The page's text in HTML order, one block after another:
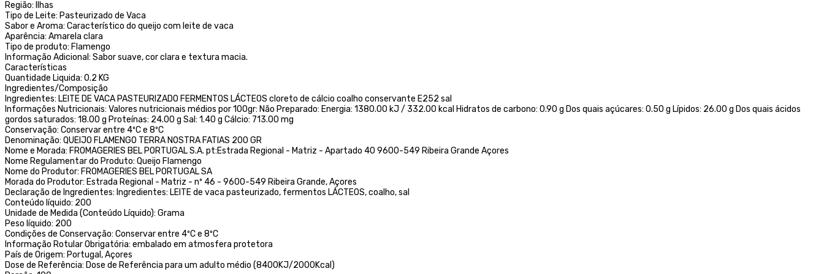
Região: Ilhas
Tipo de Leite: Pasteurizado de Vaca
Sabor e Aroma: Característico do queijo com leite de vaca
Aparência: Amarela clara
Tipo de produto: Flamengo
Informação Adicional: Sabor suave, cor clara e textura macia.
Características
Quantidade Liquida: 0.2 KG
Ingredientes/Composição
Ingredientes: LEITE DE VACA PASTEURIZADO FERMENTOS LÁCTEOS cloreto de cálcio coalho conservante E252 sal
Informações Nutricionais: Valores nutricionais médios por 100gr: Não Preparado: Energia: 1380.00 kJ / 332.00 kcal Hidratos de carbono: 0.90 g Dos quais açúcares: 0.50 g Lípidos: 26.00 g Dos quais ácidos
gordos saturados: 18.00 g Proteínas: 24.00 g Sal: 1.40 g Cálcio: 713.00 mg
Conservação: Conservar entre 4ºC e 8ºC
Denominação: QUEIJO FLAMENGO TERRA NOSTRA FATIAS 200 GR
Nome e Morada: FROMAGERIES BEL PORTUGAL S.A. pt:Estrada Regional - Matriz - Apartado 40 9600-549 Ribeira Grande Açores
Nome Regulamentar do Produto: Queijo Flamengo
Nome do Produtor: FROMAGERIES BEL PORTUGAL SA
Morada do Produtor: Estrada Regional - Matriz - nº 46 - 9600-549 Ribeira Grande, Açores
Declaração de Ingredientes: Ingredientes: LEITE de vaca pasteurizado, fermentos LÁCTEOS, coalho, sal
Conteúdo líquido: 200
Unidade de Medida (Conteúdo Líquido): Grama
Peso líquido: 200
Condições de Conservação: Conservar entre 4ºC e 8ºC
Informação Rotular Obrigatória: embalado em atmosfera protetora
País de Origem: Portugal, Açores
Dose de Referência: Dose de Referência para um adulto médio (8400KJ/2000Kcal)